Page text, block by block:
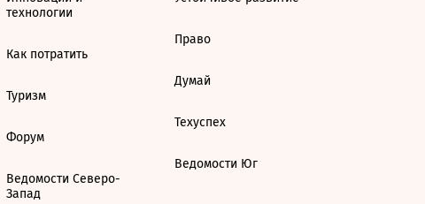
технологии
Как потратить
Туризм
Форум
Ведомости Северо-
Запад
Право
Думай
Техуспех
Ведомости Юг